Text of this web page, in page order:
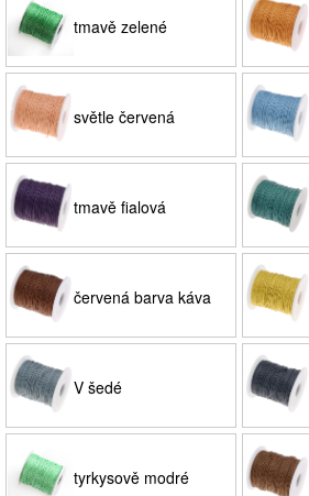
tmavě zelené
světle červená
tmavě fialová
červená barva káva
V šedé
tyrkysově modré